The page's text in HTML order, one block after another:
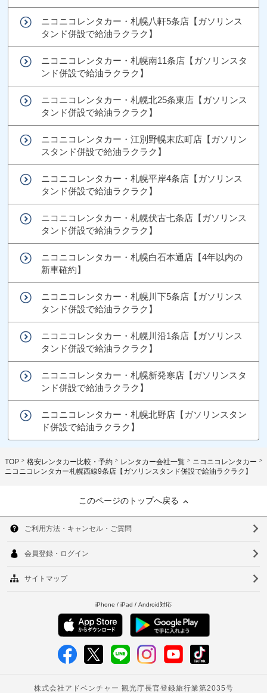
ニコニコレンタカー・札幌八軒5条店【ガソリンス
タンド併設で給油ラクラク】
ニコニコレンタカー・札幌南11条店【ガソリンスタ
ンド併設で給油ラクラク】
ニコニコレンタカー・札幌北25条東店【ガソリンス
タンド併設で給油ラクラク】
ニコニコレンタカー・江別野幌末広町店【ガソリン
スタンド併設で給油ラクラク】
ニコニコレンタカー・札幌平岸4条店【ガソリンス
タンド併設で給油ラクラク】
ニコニコレンタカー・札幌伏古七条店【ガソリンス
タンド併設で給油ラクラク】
ニコニコレンタカー・札幌白石本通店【4年以内の
新車確約】
ニコニコレンタカー・札幌川下5条店【ガソリンス
タンド併設で給油ラクラク】
ニコニコレンタカー・札幌川沿1条店【ガソリンス
タンド併設で給油ラクラク】
ニコニコレンタカー・札幌新発寒店【ガソリンスタ
ンド併設で給油ラクラク】
ニコニコレンタカー・札幌北野店【ガソリンスタン
ド併設で給油ラクラク】
TOP 格安レンタカー比較・予約 レンタカー会社一覧
ニコニコレンタカー
ニコニコレンタカー札幌西線9条店【ガソリンスタンド併設で給油ラクラク】
このページのトップへ戻る